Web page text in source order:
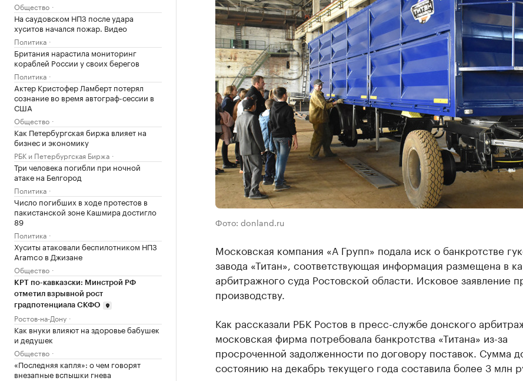
Общество
На саудовском НПЗ после удара
хуситов начался пожар. Видео
Политика
Британия нарастила мониторинг
кораблей России у своих берегов
Политика
Актер Кристофер Ламберт потерял
сознание во время автограф-сессии в
США
Общество
Как Петербургская биржа влияет на
бизнес и экономику
РБК и Петербургская Биржа
Три человека погибли при ночной
атаке на Белгород
Политика
Число погибших в ходе протестов в
пакистанской зоне Кашмира достигло
89
Политика
Хуситы атаковали беспилотником НПЗ
Aramco в Джизане
Общество
КРТ по-кавказски: Минстрой РФ
отметил взрывной рост
градпотенциала СКФО
Ростов-на-Дону
Как внуки влияют на здоровье бабушек
и дедушек
Общество
«Последняя капля»: о чем говорят
внезапные вспышки гнева
Фото: donland.ru
Московская компания «А Групп» подала иск о банкротстве
завода «Титан», соответствующая информация размещена в
арбитражного суда Ростовской области. Исковое заявление
производству.
Как рассказали РБК Ростов в пресс-службе донского
московская фирма потребовала банкротства «Титана» из-за
просроченной задолженности по договору поставок. Сумма
состоянию на декабрь текущего года составила более 3 млн